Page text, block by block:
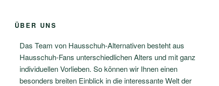
ÜBER UNS
Das Team von Hausschuh-Alternativen besteht aus
Hausschuh-Fans unterschiedlichen Alters und mit ganz
individuellen Vorlieben. So können wir Ihnen einen
besonders breiten Einblick in die interessante Welt der